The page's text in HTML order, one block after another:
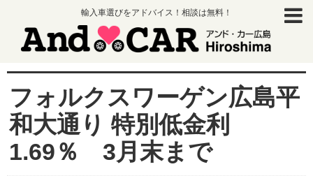
輸入車選びをアドバイス！相談は無料！
フォルクスワーゲン広島平
和大通り 特別低金利
1.69％ 3月末まで